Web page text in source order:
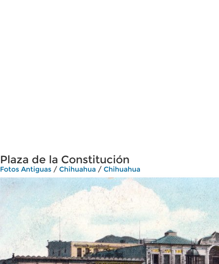
Plaza de la Constitución
Fotos Antiguas / Chihuahua / Chihuahua